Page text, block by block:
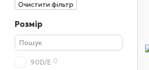
Очистити фільтр
Розмір
90D/E 0